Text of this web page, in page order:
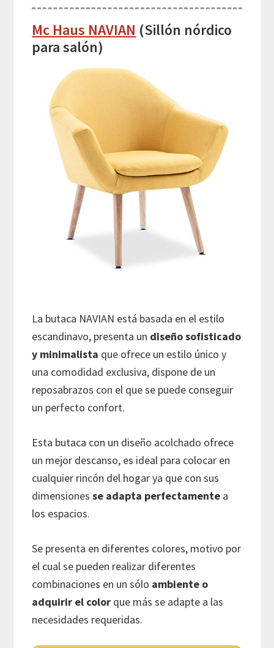
Mc Haus NAVIAN (Sillón nórdico
para salón)
La butaca NAVIAN está basada en el estilo
escandinavo, presenta un diseño sofisticado
y minimalista que ofrece un estilo único y
una comodidad exclusiva, dispone de un
reposabrazos con el que se puede conseguir
un perfecto confort.
Esta butaca con un diseño acolchado ofrece
un mejor descanso, es ideal para colocar en
cualquier rincón del hogar ya que con sus
dimensionesse adapta perfectamente a
los espacios.
Se presenta en diferentes colores, motivo por
el cual se pueden realizar diferentes
combinaciones en un sólo ambiente o
adquirir el color que más se adapte a las
necesidades requeridas.